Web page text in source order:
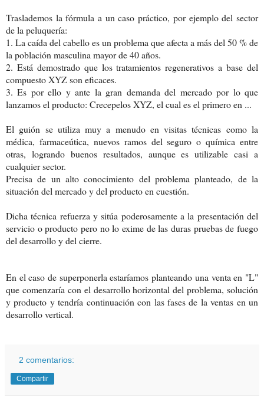
Traslademos la fórmula a un caso práctico, por ejemplo del sector
de la peluquería:
1. La caída del cabello es un problema que afecta a más del 50 % de
la población masculina mayor de 40 años.
2. Está demostrado que los tratamientos regenerativos a base del
compuesto XYZ son eficaces.
3. Es por ello y ante la gran demanda del mercado por lo que
lanzamos el producto: Crecepelos XYZ, el cual es el primero en ...
El guión se utiliza muy a menudo en visitas técnicas como la
médica, farmaceútica, nuevos ramos del seguro o química entre
otras, logrando buenos resultados, aunque es utilizable casi a
cualquier sector.
Precisa de un alto conocimiento del problema planteado, de la
situación del mercado y del producto en cuestión.
Dicha técnica refuerza y sitúa poderosamente a la presentación del
servicio o producto pero no lo exime de las duras pruebas de fuego
del desarrollo y del cierre.
En el caso de superponerla estaríamos planteando una venta en "L"
que comenzaría con el desarrollo horizontal del problema, solución
y producto y tendría continuación con las fases de la ventas en un
desarrollo vertical.
2 comentarios:
Compartir